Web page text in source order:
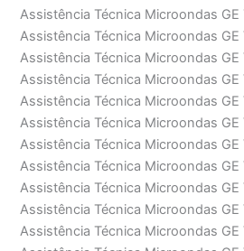
Assistência Técnica Microondas GE
Assistência Técnica Microondas GE
Assistência Técnica Microondas GE
Assistência Técnica Microondas GE
Assistência Técnica Microondas GE
Assistência Técnica Microondas GE
Assistência Técnica Microondas GE
Assistência Técnica Microondas GE
Assistência Técnica Microondas GE
Assistência Técnica Microondas GE
Assistência Técnica Microondas GE